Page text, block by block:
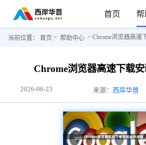
首页
当前位置： 首页 > 帮助中心 > Chrome浏览器高速
Chrome浏览器高速下载
2026-06-23 来源：西岸华普